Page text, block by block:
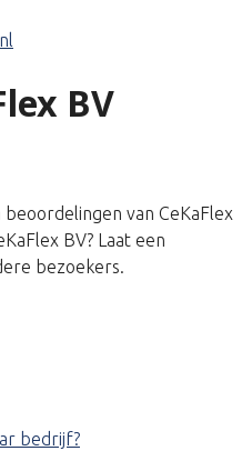
BV
van CeKaFlex
BV? Laat een
bezoekers.
bedrijf?